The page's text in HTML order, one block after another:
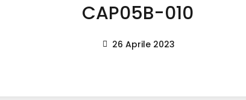
CAP05B-010
26 Aprile 2023